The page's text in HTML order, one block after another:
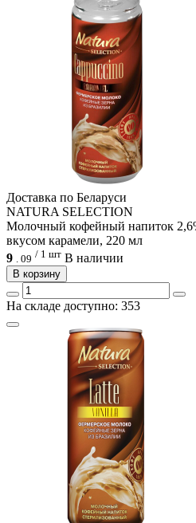
Доcтавка по Беларуси
NATURA SELECTION
Молочный кофейный напиток
вкусом карамели, 220 мл
9 . 09 / 1 шт В наличии
В корзину
На складе доступно: 353